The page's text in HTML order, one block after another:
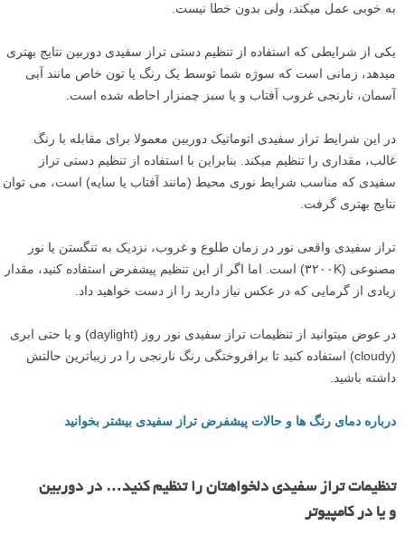
به خوبی عمل می­کند، ولی بدون خطا نیست.
یکی از شرایطی که استفاده از تنظیم دستی تراز سفیدی دوربین نتایج بهتری
می­دهد، زمانی است که سوژه شما توسط یک رنگ یا تون خاص مانند آبی
آسمان، نارنجی غروب آفتاب و یا سبز چمنزار احاطه شده است.
در این شرایط تراز سفیدی اتوماتیک دوربین معمولا برای مقابله با رنگ
غالب، مقداری را تنظیم می­کند. بنابراین با استفاده از تنظیم دستی تراز
سفیدی که مناسب شرایط نوری محیط (مانند آفتاب یا سایه) است، می توان
نتایج بهتری گرفت.
تراز سفیدی واقعی نور در زمان طلوع و غروب، نزدیک به تنگستن یا نور
مصنوعی (۳۲۰۰K) است. اما اگر از این تنظیم پیشفرض استفاده کنید، مقدار
زیادی از گرمایی که در عکس نیاز دارید را از دست خواهید داد.
در عوض می­توانید از تنظیمات تراز سفیدی نور روز (daylight) و یا حتی ابری
(cloudy) استفاده کنید تا برافروختگی رنگ نارنجی را در زیباترین حالتش
داشته باشید.
درباره دمای رنگ ها و حالات پیشفرض تراز سفیدی بیشتر بخوانید
تنظیمات تراز سفیدی دلخواهتان را تنظیم کنید… در دوربین
و یا در کامپیوتر